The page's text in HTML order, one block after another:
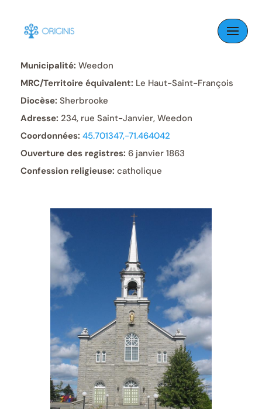
Skip
content
Municipalité: Weedon
MRC/Territoire équivalent: Le Haut-Saint-François
Diocèse: Sherbrooke
Adresse: 234, rue Saint-Janvier, Weedon
Coordonnées: 45.701347,-71.464042
Ouverture des registres: 6 janvier 1863
Confession religieuse: catholique